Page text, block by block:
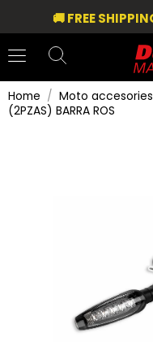
🚚 FREE
Home Moto accesories
(2PZAS) BARRA ROS